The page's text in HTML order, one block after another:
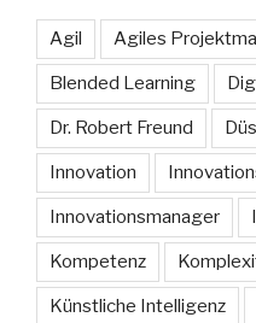
Agil Agiles
Blended Learning
Dr. Robert Freund
Innovation
Innovationsmanager
Kompetenz
Künstliche Intelligenz